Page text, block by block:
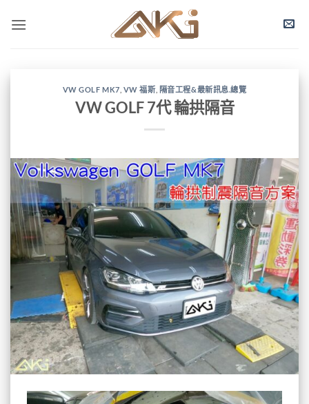
VW GOLF MK7 VW 福斯 隔音工程&最新訊息.總覽
VW GOLF 7代 輪拱隔音